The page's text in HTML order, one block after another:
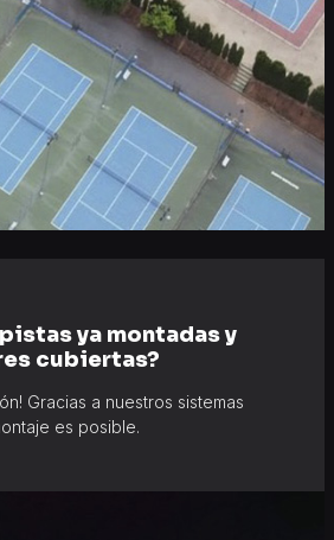
ya montadas y
cubiertas?
Gracias a nuestros sistemas
es posible.